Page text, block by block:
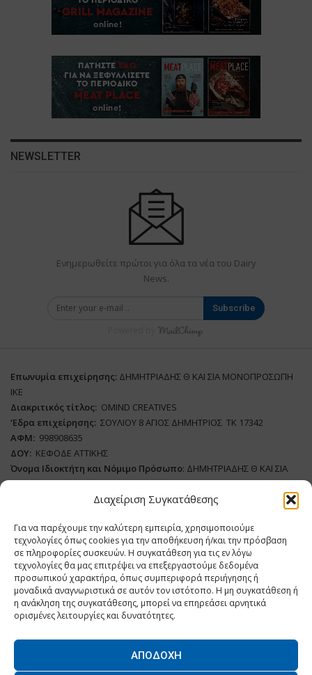
Διαχείριση Συγκατάθεσης
Για να παρέχουμε την καλύτερη εμπειρία, χρησιμοποιούμε
τεχνολογίες όπως cookies για την αποθήκευση ή/και την πρόσβαση
σε πληροφορίες συσκευών. Η συγκατάθεση για τις εν λόγω
τεχνολογίες θα μας επιτρέψει να επεξεργαστούμε δεδομένα
προσωπικού χαρακτήρα, όπως συμπεριφορά περιήγησης ή
μοναδικά αναγνωριστικά σε αυτόν τον ιστότοπο. Η μη συγκατάθεση ή
η ανάκληση της συγκατάθεσης, μπορεί να επηρεάσει αρνητικά
ορισμένες λειτουργίες και δυνατότητες.
ΑΠΟΔΟΧΉ
NEWSLETTER
Ενημερωθείτε πρώτοι για όλα τα νέα του Dairy
News.
Subscribe
Επωνυμία επιχείρησης: ΔΗΜΗΤΡΙΑΔΗΣ Θ ΚΑΙ ΣΙΑ ΜΟΝΟΠΡΟΣΩΠΗ
ΙΚΕ
Διακριτικός τίτλος: ΟΜΙΝD CREATIVES
‘Eδρα επιχείρησης: ΣΟΥΛΙΟΥ 8 ΑΓΙΟΣ ΔΗΜΗΤΡΙΟΣ ΤΚ 17342
ΑΦΜ: 998908635
ΔΟΥ: ΚΕΦΟΔΕ ΑΤΤΙΚΗΣ
Όνομα Ιδιοκτήτη και Νόμιμο Πρόσωπο: ΔΗΜΗΤΡΙΑΔΗΣ Θ ΚΑΙ ΣΙΑ
ΜΟΝΟΠΡΟΣΩΠΗ ΙΚΕ
Domain: www.dairynews.gr
Δικαιούχος Domain:ΔΗΜΗΤΡΙΑΔΗΣ Θ ΚΑΙ ΣΙΑ ΜΟΝΟΠΡΟΣΩΠΗ ΙΚΕ
Διευθυντής: ΕΥΘΥΜΙΑΤΟΥ ΜΑΡΙΑ
Διαχειριστής:ΕΥΘΥΜΙΑΤΟΥ ΜΑΡΙΑ
Δήλωση Συμμόρφωσης
ΛΕΙΤΟΥΡΓΙΑ